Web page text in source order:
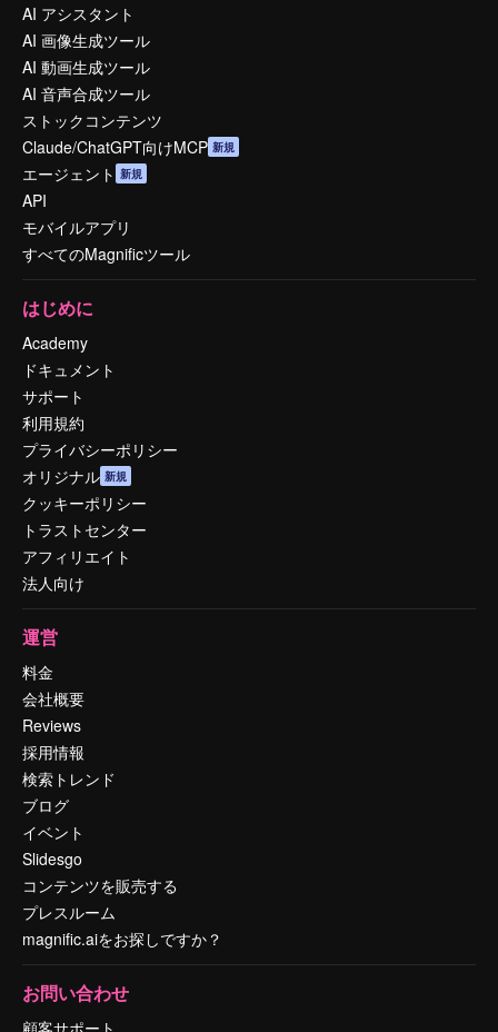
AI アシスタント
AI 画像生成ツール
AI 動画生成ツール
AI 音声合成ツール
ストックコンテンツ
Claude/ChatGPT向けMCP 新規
エージェント 新規
API
モバイルアプリ
すべてのMagnificツール
はじめに
Academy
ドキュメント
サポート
利用規約
プライバシーポリシー
オリジナル 新規
クッキーポリシー
トラストセンター
アフィリエイト
法人向け
運営
料金
会社概要
Reviews
採用情報
検索トレンド
ブログ
イベント
Slidesgo
コンテンツを販売する
プレスルーム
magnific.aiをお探しですか？
お問い合わせ
顧客サポート